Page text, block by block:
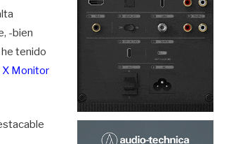
-bien
tenido
X Monitor